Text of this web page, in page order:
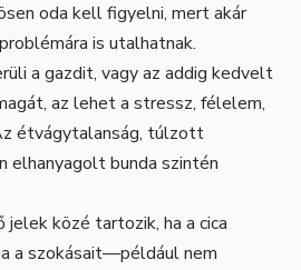
oda kell figyelni, mert akár
is utalhatnak.
a gazdit, vagy az addig kedvelt
az lehet a stressz, félelem,
étvágytalanság, túlzott
elhanyagolt bunda szintén
közé tartozik, ha a cica
a szokásait—például nem